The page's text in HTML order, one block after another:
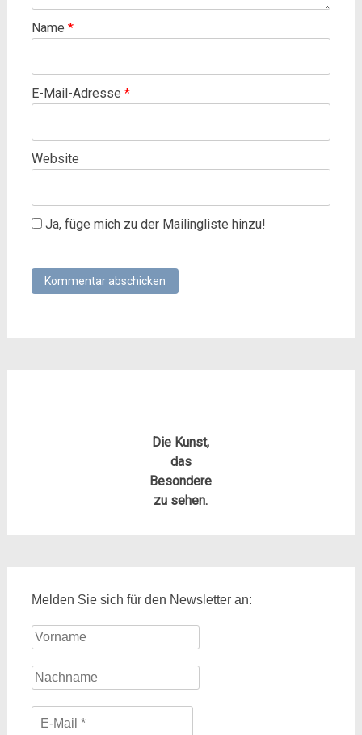
Name *
E-Mail-Adresse *
Website
Ja, füge mich zu der Mailingliste hinzu!
Die Kunst,
das
Besondere
zu sehen.
Melden Sie sich für den Newsletter an: